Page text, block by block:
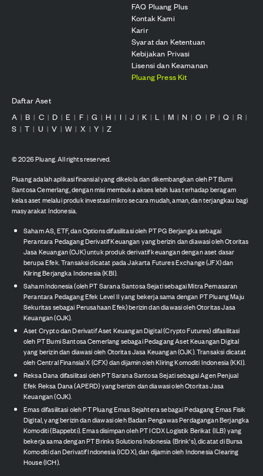
FAQ Pluang Plus
Kontak Kami
Karir
Syarat dan Ketentuan
Kebijakan Privasi
Lisensi dan Keamanan
Pluang Press Kit
Daftar Aset
A | B | C | D | E | F | G | H | I | J | K | L | M | N | O | P | Q | R |
S | T | U | V | W | X | Y | Z
©2026Pluang. All rights reserved.
Pluang adalah aplikasi finansial yang dikelola dan dikembangkan oleh PT Bumi
Santosa Cemerlang, dengan misi membuka akses lebih luas terhadap beragam
kelas aset melalui produk investasi mikro secara mudah, aman, dan terjangkau bagi
masyarakat Indonesia.
Saham AS, ETF, dan Options difasilitasi oleh PT PG Berjangka sebagai
Perantara Pedagang Derivatif Keuangan yang berizin dan diawasi oleh Otoritas
Jasa Keuangan (OJK) untuk produk derivatif keuangan dengan aset dasar
berupa Efek. Transaksi dicatat pada Jakarta Futures Exchange (JFX) dan
Kliring Berjangka Indonesia (KBI).
Saham Indonesia (oleh PT Sarana Santosa Sejati sebagai Mitra Pemasaran
Perantara Pedagang Efek Level II yang bekerja sama dengan PT Pluang Maju
Sekuritas sebagai Perusahaan Efek) berizin dan diawasi oleh Otoritas Jasa
Keuangan (OJK).
Aset Crypto dan Derivatif Aset Keuangan Digital (Crypto Futures) difasilitasi
oleh PT Bumi Santosa Cemerlang sebagai Pedagang Aset Keuangan Digital
yang berizin dan diawasi oleh Otoritas Jasa Keuangan (OJK). Transaksi dicatat
oleh Central Finansial X (CFX) dan dijamin oleh Kliring Komoditi Indonesia (KKI).
Reksa Dana difasilitasi oleh PT Sarana Santosa Sejati sebagai Agen Penjual
Efek Reksa Dana (APERD) yang berizin dan diawasi oleh Otoritas Jasa
Keuangan (OJK).
Emas difasilitasi oleh PT Pluang Emas Sejahtera sebagai Pedagang Emas Fisik
Digital, yang berizin dan diawasi oleh Badan Pengawas Perdagangan Berjangka
Komoditi (Bappebti). Emas disimpan oleh PT ICDX Logistik Berikat (ILB) yang
bekerja sama dengan PT Brinks Solutions Indonesia (Brink's), dicatat di Bursa
Komoditi dan Derivatif Indonesia (ICDX), dan dijamin oleh Indonesia Clearing
House (ICH).